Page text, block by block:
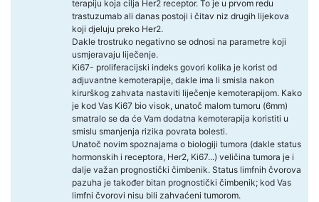
terapiju koja cilja Her2 receptor. To je u prvom redu
trastuzumab ali danas postoji i čitav niz drugih lijekova
koji djeluju preko Her2.
Dakle trostruko negativno se odnosi na parametre koji
usmjeravaju liječenje.
Ki67- proliferacijski indeks govori kolika je korist od
adjuvantne kemoterapije, dakle ima li smisla nakon
kirurškog zahvata nastaviti liječenje kemoterapijom. Kako
je kod Vas Ki67 bio visok, unatoč malom tumoru (6mm)
smatralo se da će Vam dodatna kemoterapija koristiti u
smislu smanjenja rizika povrata bolesti.
Unatoč novim spoznajama o biologiji tumora (dakle status
hormonskih i receptora, Her2, Ki67...) veličina tumora je i
dalje važan prognostički čimbenik. Status limfnih čvorova
pazuha je također bitan prognostički čimbenik; kod Vas
limfni čvorovi nisu bili zahvaćeni tumorom.